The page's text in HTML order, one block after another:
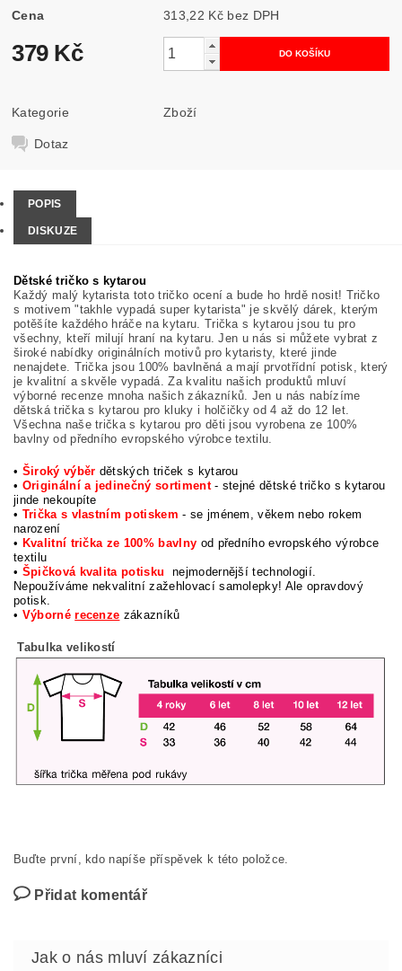
Cena 313,22 Kč bez DPH
379 Kč
Kategorie Zboží
Dotaz
POPIS
DISKUZE
Dětské tričko s kytarou
Každý malý kytarista toto tričko ocení a bude ho hrdě nosit! Tričko
s motivem "takhle vypadá super kytarista" je skvělý dárek, kterým
potěšíte každého hráče na kytaru. Trička s kytarou jsou tu pro
všechny, kteří milují hraní na kytaru. Jen u nás si můžete vybrat z
široké nabídky originálních motivů pro kytaristy, které jinde
nenajdete. Trička jsou 100% bavlněná a mají prvotřídní potisk, který
je kvalitní a skvěle vypadá. Za kvalitu našich produktů mluví
výborné recenze mnoha našich zákazníků. Jen u nás nabízíme
dětská trička s kytarou pro kluky i holčičky od 4 až do 12 let.
Všechna naše trička s kytarou pro děti jsou vyrobena ze 100%
bavlny od předního evropského výrobce textilu.
• Široký výběr dětských triček s kytarou
• Originální a jedinečný sortiment- stejné dětské tričko s kytarou
jinde nekoupíte
• Trička s vlastním potiskem- se jménem, věkem nebo rokem
narození
• Kvalitní trička ze 100% bavlny od předního evropského výrobce
textilu
• Špičková kvalita potisku
nejmodernější technologií.
Nepoužíváme nekvalitní zažehlovací samolepky! Ale opravdový
potisk.
• Výbornérecenze zákazníků
Tabulka velikostí
Buďte první, kdo napíše příspěvek k této položce.
Přidat komentář